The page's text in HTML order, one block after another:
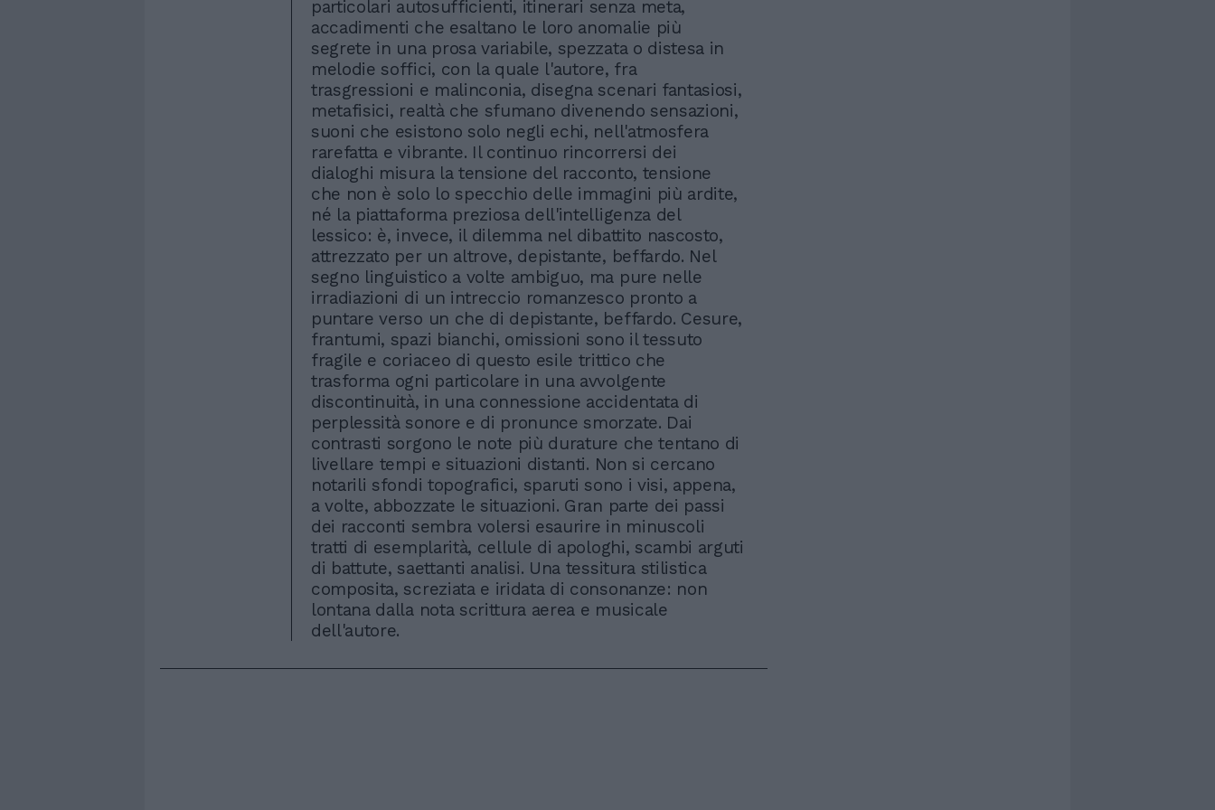
particolari autosufficienti, itinerari senza meta,
accadimenti che esaltano le loro anomalie più
segrete in una prosa variabile, spezzata o distesa in
melodie soffici, con la quale l'autore, fra
trasgressioni e malinconia, disegna scenari fantasiosi,
metafisici, realtà che sfumano divenendo sensazioni,
suoni che esistono solo negli echi, nell'atmosfera
rarefatta e vibrante. Il continuo rincorrersi dei
dialoghi misura la tensione del racconto, tensione
che non è solo lo specchio delle immagini più ardite,
né la piattaforma preziosa dell'intelligenza del
lessico: è, invece, il dilemma nel dibattito nascosto,
attrezzato per un altrove, depistante, beffardo. Nel
segno linguistico a volte ambiguo, ma pure nelle
irradiazioni di un intreccio romanzesco pronto a
puntare verso un che di depistante, beffardo. Cesure,
frantumi, spazi bianchi, omissioni sono il tessuto
fragile e coriaceo di questo esile trittico che
trasforma ogni particolare in una avvolgente
discontinuità, in una connessione accidentata di
perplessità sonore e di pronunce smorzate. Dai
contrasti sorgono le note più durature che tentano di
livellare tempi e situazioni distanti. Non si cercano
notarili sfondi topografici, sparuti sono i visi, appena,
a volte, abbozzate le situazioni. Gran parte dei passi
dei racconti sembra volersi esaurire in minuscoli
tratti di esemplarità, cellule di apologhi, scambi arguti
di battute, saettanti analisi. Una tessitura stilistica
composita, screziata e iridata di consonanze: non
lontana dalla nota scrittura aerea e musicale
dell'autore.